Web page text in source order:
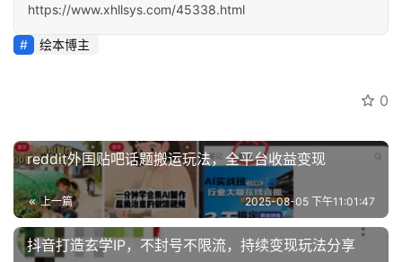
https://www.xhllsys.com/45338.html
绘本博主
0
reddit外国贴吧话题搬运玩法，全平台收益变现
上一篇 2025-08-05 下午11:01:47
抖音打造玄学IP，不封号不限流，持续变现玩法分享